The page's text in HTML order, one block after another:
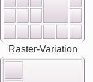
Raster-Variation